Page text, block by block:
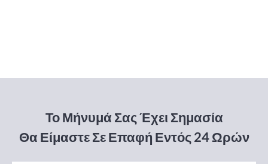
Το Μήνυμά Σας Έχει Σημασία
Θα Είμαστε Σε Επαφή Εντός 24 Ωρών